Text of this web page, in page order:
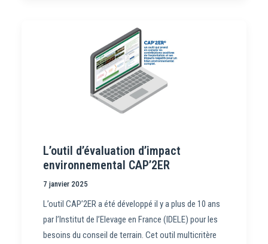
L’outil d’évaluation d’impact
environnemental CAP’2ER
7 janvier 2025
L’outil CAP’2ER a été développé il y a plus de 10 ans
par l’Institut de l’Elevage en France (IDELE) pour les
besoins du conseil de terrain. Cet outil multicritère